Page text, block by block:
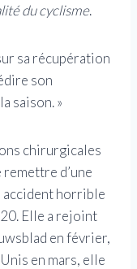
du cyclisme.
sa récupération
son
saison. »
chirurgicales
d’une
accident horrible
Elle a rejoint
en février,
en mars, elle